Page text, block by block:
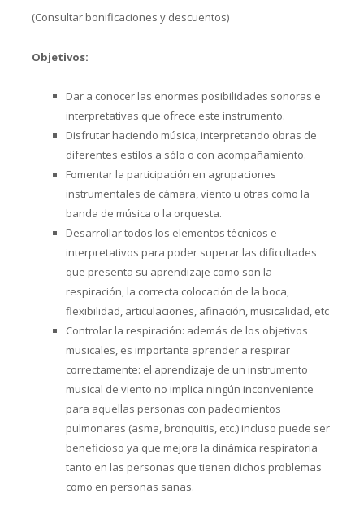
(Consultar bonificaciones y descuentos)
Objetivos:
Dar a conocer las enormes posibilidades sonoras e
interpretativas que ofrece este instrumento.
Disfrutar haciendo música, interpretando obras de
diferentes estilos a sólo o con acompañamiento.
Fomentar la participación en agrupaciones
instrumentales de cámara, viento u otras como la
banda de música o la orquesta.
Desarrollar todos los elementos técnicos e
interpretativos para poder superar las dificultades
que presenta su aprendizaje como son la
respiración, la correcta colocación de la boca,
flexibilidad, articulaciones, afinación, musicalidad, etc
Controlar la respiración: además de los objetivos
musicales, es importante aprender a respirar
correctamente: el aprendizaje de un instrumento
musical de viento no implica ningún inconveniente
para aquellas personas con padecimientos
pulmonares (asma, bronquitis, etc.) incluso puede ser
beneficioso ya que mejora la dinámica respiratoria
tanto en las personas que tienen dichos problemas
como en personas sanas.